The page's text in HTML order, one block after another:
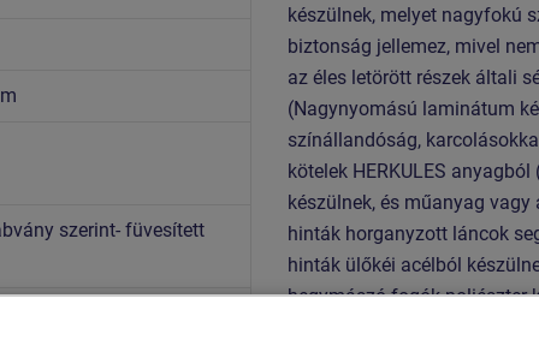
szerint- füvesített
készülnek, melyet nagyfokú
biztonság jellemez, mivel
az éles letörött részek általi
(Nagynyomású laminátum
színállandóság,
kötelek HERKULES
készülnek, és műanyag
hinták horganyzott láncok
hinták ülőkéi acélból
hegymászó fogók poliészter